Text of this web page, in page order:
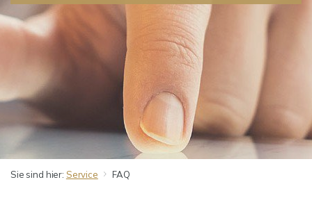
Sie sind hier: Service FAQ